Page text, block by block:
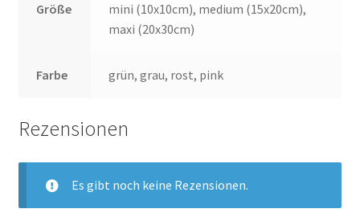
Größe
mini (10x10cm), medium (15x20cm),
maxi (20x30cm)
Farbe grün, grau, rost, pink
Rezensionen
Es gibt noch keine Rezensionen.